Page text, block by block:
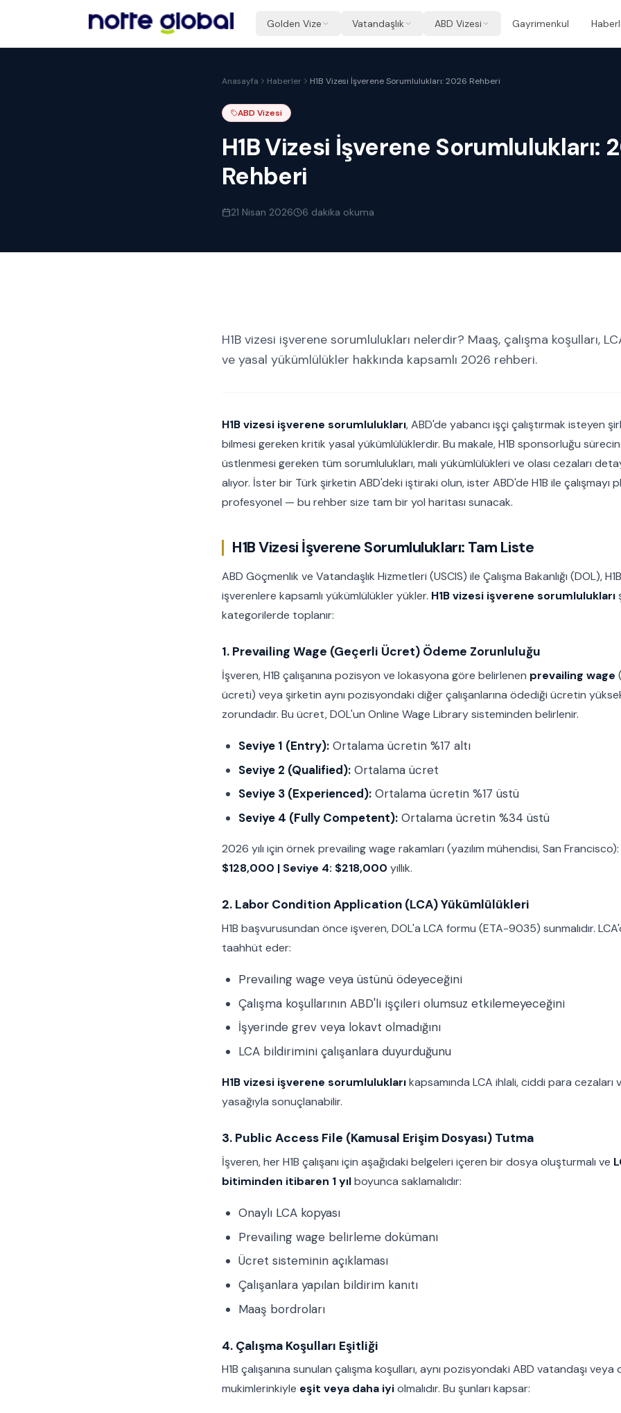
Golden Vize Vatandaşlık ABD Vizesi Gayrimenkul
Anasayfa Haberler H1B Vizesi İşverene Sorumlulukları: 2026 Rehberi
ABD Vizesi
H1B Vizesi İşverene Sorumlulukları:
Rehberi
21 Nisan 2026 6 dakika okuma
H1B vizesi işverene sorumlulukları nelerdir? Maaş, çalışma koşulları,
ve yasal yükümlülükler hakkında kapsamlı 2026 rehberi.
H1B vizesi işverene sorumlulukları, ABD'de yabancı işçi çalıştırmak isteyen
bilmesi gereken kritik yasal yükümlülüklerdir. Bu makale, H1B sponsorluğu
üstlenmesi gereken tüm sorumlulukları, mali yükümlülükleri ve olası cezaları
alıyor. İster bir Türk şirketin ABD'deki iştiraki olun, ister ABD'de H1B ile çalışmayı
profesyonel — bu rehber size tam bir yol haritası sunacak.
H1B Vizesi İşverene Sorumlulukları: Tam Liste
ABD Göçmenlik ve Vatandaşlık Hizmetleri (USCIS) ile Çalışma Bakanlığı (DOL),
işverenlere kapsamlı yükümlülükler yükler. H1B vizesi işverene sorumlulukları
kategorilerde toplanır:
1. Prevailing Wage (Geçerli Ücret) Ödeme Zorunluluğu
İşveren, H1B çalışanına pozisyon ve lokasyona göre belirlenen prevailing wage
ücreti) veya şirketin aynı pozisyondaki diğer çalışanlarına ödediği ücretin
zorundadır. Bu ücret, DOL'un Online Wage Library sisteminden belirlenir.
Seviye 1 (Entry): Ortalama ücretin %17 altı
Seviye 2 (Qualified): Ortalama ücret
Seviye 3 (Experienced): Ortalama ücretin %17 üstü
Seviye 4 (Fully Competent): Ortalama ücretin %34 üstü
2026 yılı için örnek prevailing wage rakamları (yazılım mühendisi, San Francisco):
$128,000 | Seviye 4: $218,000 yıllık.
2. Labor Condition Application (LCA) Yükümlülükleri
H1B başvurusundan önce işveren, DOL'a LCA formu (ETA-9035) sunmalıdır.
taahhüt eder:
Prevailing wage veya üstünü ödeyeceğini
Çalışma koşullarının ABD'li işçileri olumsuz etkilemeyeceğini
İşyerinde grev veya lokavt olmadığını
LCA bildirimini çalışanlara duyurduğunu
H1B vizesi işverene sorumluluklarıkapsamında LCA ihlali, ciddi para
yasağıyla sonuçlanabilir.
3. Public Access File (Kamusal Erişim Dosyası) Tutma
İşveren, her H1B çalışanı için aşağıdaki belgeleri içeren bir dosya oluşturmalı ve
bitiminden itibaren 1 yılboyunca saklamalıdır:
Onaylı LCA kopyası
Prevailing wage belirleme dokümanı
Ücret sisteminin açıklaması
Çalışanlara yapılan bildirim kanıtı
Maaş bordroları
4. Çalışma Koşulları Eşitliği
H1B çalışanına sunulan çalışma koşulları, aynı pozisyondaki ABD vatandaşı veya
mukimlerinkiyle eşit veya daha iyiolmalıdır. Bu şunları kapsar: